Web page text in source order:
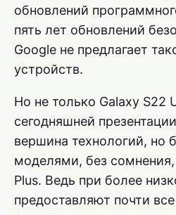
обновлений
пять лет обновлений
Google не предлагает
устройств.
Но не только Galaxy S22
сегодняшней
вершина технологий, но
моделями, без сомнения,
Plus. Ведь при более
предоставляют почти